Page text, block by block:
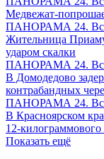
Медвежат-
ПАНОРАМА 24.
Жительница
ударом скалки
ПАНОРАМА 24.
В Домодедово
контрабандных
ПАНОРАМА 24.
В Красноярском
12-килограммового
Показать ещё